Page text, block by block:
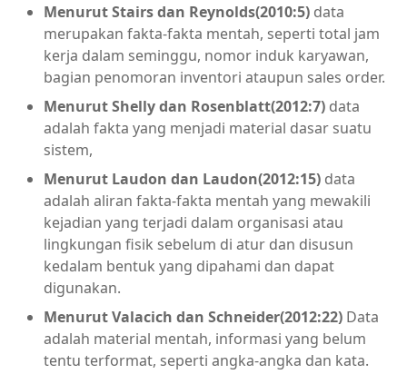
MenurutStairs dan Reynolds(2010:5) data
merupakan fakta-fakta mentah, seperti total jam
kerja dalam seminggu, nomor induk karyawan,
bagian penomoran inventori ataupun sales order.
Menurut Shelly dan Rosenblatt(2012:7) data
adalah fakta yang menjadi material dasar suatu
sistem,
Menurut Laudon dan Laudon(2012:15) data
adalah aliran fakta-fakta mentah yang mewakili
kejadian yang terjadi dalam organisasi atau
lingkungan fisik sebelum di atur dan disusun
kedalam bentuk yang dipahami dan dapat
digunakan.
Menurut Valacich dan Schneider(2012:22) Data
adalah material mentah, informasi yang belum
tentu terformat, seperti angka-angka dan kata.